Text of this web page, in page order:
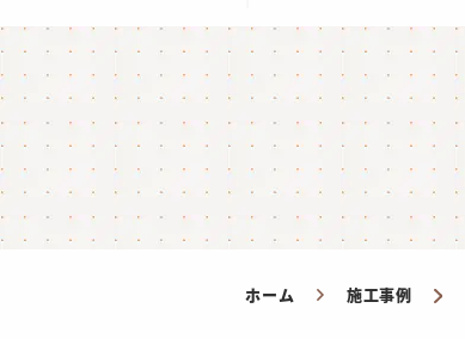
ホーム 施工事例